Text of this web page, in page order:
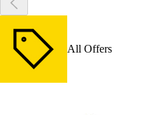
All Offers